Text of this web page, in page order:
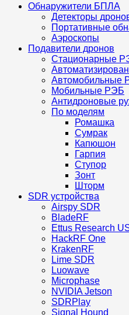
с
ГНСС-
модулем
К823
в
корпусе
Обнаружители БПЛА
Детекторы
Портативные
Аэроскопы
Подавители дронов
Стационарные
Автомобильные
Мобильные РЭБ
Антидроновые
По моделям
Ромашка
Сумрак
Капюшон
Гарпия
Ступор
Зонт
Шторм
SDR устройства
Airspy SDR
BladeRF
Ettus Research
HackRF One
KrakenRF
Lime SDR
Luowave
Microphase
NVIDIA Jetson
SDRPlay
Signal Hound